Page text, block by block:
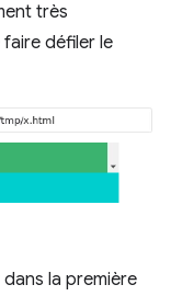
très
défiler le
la première